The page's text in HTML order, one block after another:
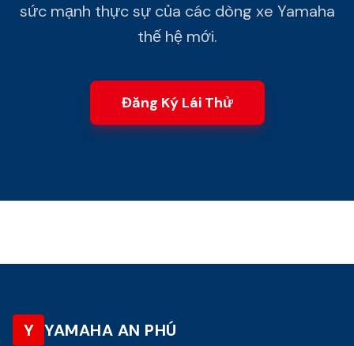
sức mạnh thực sự của các dòng xe Yamaha
thế hệ mới.
Đăng Ký Lái Thử
Y YAMAHA AN PHÚ